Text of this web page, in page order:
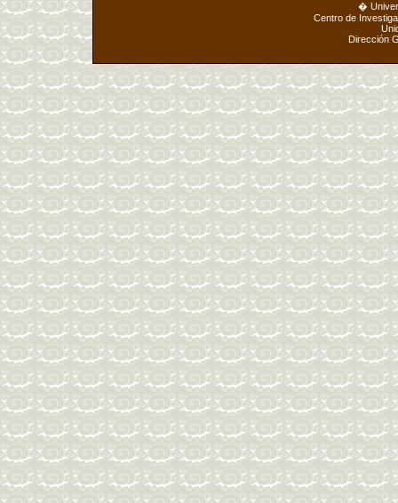
�
Centro de
Dirección